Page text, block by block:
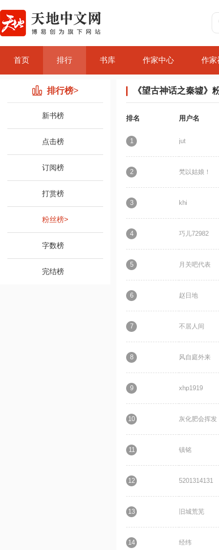
首页 排行 书库 作家中心 作家
排行榜>
新书榜
点击榜
订阅榜
打赏榜
粉丝榜>
字数榜
完结榜
《望古神话之秦墟》
排名 用户名
1 jut
2 梵以姑娘！
3 khi
4 巧儿72982
5 月关吧代表
6 赵日地
7 不居人间
8 风自庭外来
9 xhp1919
10 灰化肥会挥发
11 镇铭
12 5201314131
13 旧城荒芜
14 经纬